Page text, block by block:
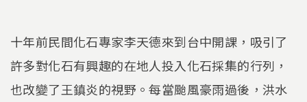
十年前民間化石專家李天德來到台中開課，吸引了
許多對化石有興趣的在地人投入化石採集的行列，
也改變了王鎮炎的視野。每當颱風豪雨過後，洪水